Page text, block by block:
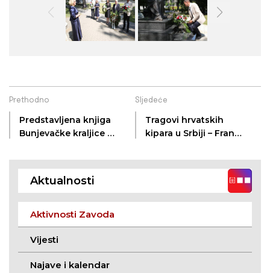
Prethodno
Predstavljena knjiga
Bunjevačke kraljice u
Sljedeće
Tragovi hrvatskih
kipara u Srbiji – Frano
zajedničkom
kalendaru za lipanj
Aktualnosti
Aktivnosti Zavoda
Vijesti
Najave i kalendar